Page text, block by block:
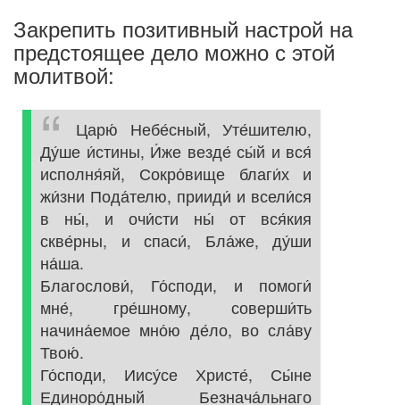
Закрепить позитивный настрой на
предстоящее дело можно с этой
молитвой:
Царю́ Небе́сный, Уте́шителю,
Ду́ше и́стины, И́же везде́ сы́й и вся́
исполня́яй, Сокро́вище благи́х и
жи́зни Пода́телю, прииди́ и всели́ся
в ны́, и очи́сти ны́ от вся́кия
скве́рны, и спаси́, Бла́же, ду́ши
на́ша.
Благослови́, Го́споди, и помоги́
мне́, гре́шному, соверши́ть
начина́емое мно́ю де́ло, во сла́ву
Твою́.
Го́споди, Иису́се Христе́, Сы́не
Единоро́дный Безнача́льнаго